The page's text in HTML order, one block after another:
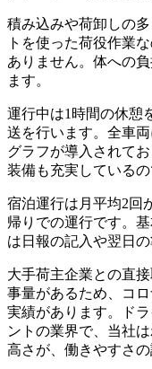
積み込みや荷卸しの
トを使った荷役作業
ありません。体への
ます。
運行中は1時間の休憩
送を行います。全車
グラフが導入されて
装備も充実しているの
宿泊運行は月平均2回
帰りでの運行です。
は日報の記入や翌日
大手荷主企業との直
事量があるため、コ
実績があります。ド
ントの業界で、当社
高さが、働きやすさの